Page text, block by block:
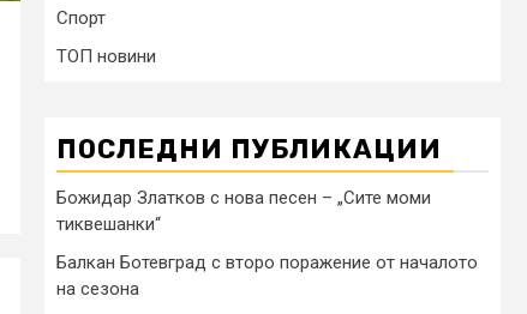
Спорт
ТОП новини
ПОСЛЕДНИ ПУБЛИКАЦИИ
Божидар Златков с нова песен – „Сите моми
тиквешанки“
Балкан Ботевград с второ поражение от началото
на сезона